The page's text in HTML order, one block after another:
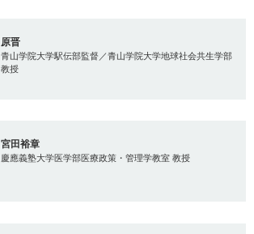
原晋
青山学院大学駅伝部監督／青山学院大学地球社会共生学部
教授
宮田裕章
慶應義塾大学医学部医療政策・管理学教室 教授